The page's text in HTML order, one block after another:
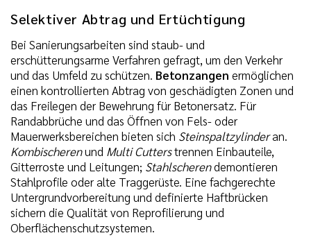
Selektiver Abtrag und Ertüchtigung
Bei Sanierungsarbeiten sind staub- und
erschütterungsarme Verfahren gefragt, um den Verkehr
und das Umfeld zu schützen. Betonzangen ermöglichen
einen kontrollierten Abtrag von geschädigten Zonen und
das Freilegen der Bewehrung für Betonersatz. Für
Randabbrüche und das Öffnen von Fels- oder
Mauerwerksbereichen bieten sich Steinspaltzylinderan.
Kombischerenund Multi Cutterstrennen Einbauteile,
Gitterroste und Leitungen; Stahlscherendemontieren
Stahlprofile oder alte Traggerüste. Eine fachgerechte
Untergrundvorbereitung und definierte Haftbrücken
sichern die Qualität von Reprofilierung und
Oberflächenschutzsystemen.